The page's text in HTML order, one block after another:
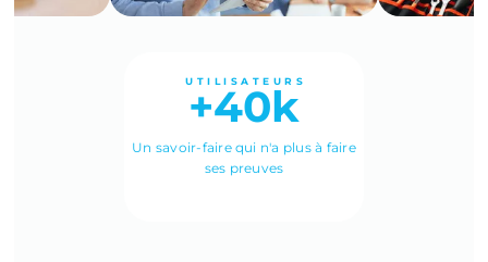
UTILISATEURS
+40k
Un savoir-faire qui n'a plus à faire
ses preuves